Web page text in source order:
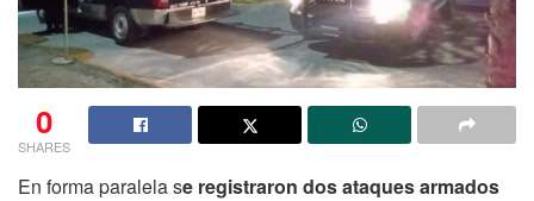
0
SHARES
En forma paralela se registraron dos ataques armados